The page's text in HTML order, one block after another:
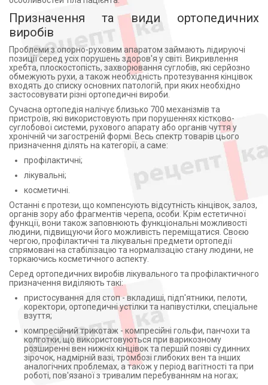
Призначення та види ортопедичних
виробів
Проблеми з опорно-руховим апаратом займають лідируючі
позиції серед усіх порушень здоров'я у світі. Викривлення
хребта, плоскостопість, захворювання суглобів, які серйозно
обмежують рухи, а також необхідність протезування кінцівок
входять до списку основних патологій, при яких необхідно
застосовувати різні ортопедичні вироби.
Сучасна ортопедія налічує близько 700 механізмів та
пристроїв, які використовують при порушеннях кістково-
суглобової системи, рухового апарату або органів чуття у
хронічній чи загостреній формі. Весь спектр товарів цього
призначення ділять на категорії, а саме:
профілактичні;
лікувальні;
косметичні.
Останні є протези, що компенсують відсутність кінцівок, залоз,
органів зору або фрагментів черепа, особи. Крім естетичної
функції, вони також заповнюють функціональні можливості
людини, підвищуючи його можливість переміщатися. Своєю
чергою, профілактичні та лікувальні предмети ортопедії
спрямовані на стабілізацію та нормалізацію стану людини, не
торкаючись косметичного аспекту.
Серед ортопедичних виробів лікувального та профілактичного
призначення виділяють такі:
пристосування для стоп - вкладиші, підп'ятники, пелоти,
коректори, ортопедичні устілки та напівустілки, спеціальне
взуття;
компресійний трикотаж - компресійні гольфи, панчохи та
колготки, що використовуються при варикозному
розширенні вен нижніх кінцівок та першій появі судинних
зірочок, надмірній вазі, тромбозі глибоких вен та інших
аналогічних проблемах, а також у період вагітності та при
роботі, пов'язаної з тривалим перебуванням на ногах;